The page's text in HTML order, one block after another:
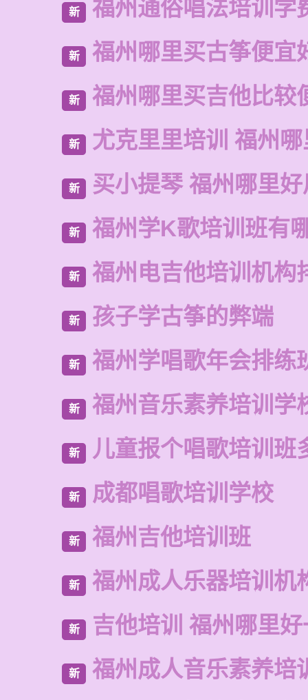
新 福州通俗唱法培训学
新 福州哪里买古筝便宜
新 福州哪里买吉他比较
新 尤克里里培训 福州
新 买小提琴 福州哪里
新 福州学K歌培训班有
新 福州电吉他培训机构
新 孩子学古筝的弊端
新 福州学唱歌年会排练
新 福州音乐素养培训学
新 儿童报个唱歌培训班
新 成都唱歌培训学校
新 福州吉他培训班
新 福州成人乐器培训机
新 吉他培训 福州哪里
新 福州成人音乐素养培